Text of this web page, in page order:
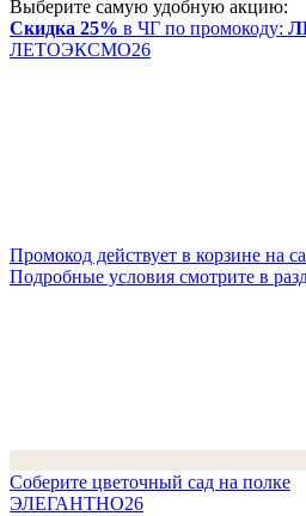
Выберите самую удобную акцию:
Скидка 25% в ЧГ по промокоду:
ЛЕТОЭКСМО26
Промокод действует в корзине на
Подробные условия смотрите в
Соберите цветочный сад на полке
ЭЛЕГАНТНО26